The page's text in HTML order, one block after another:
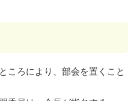
ろにより、部会を置くこと